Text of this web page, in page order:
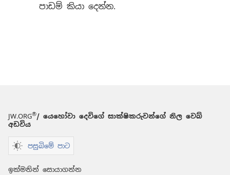
පාඩම් කියා දෙන්න.
JW.ORG®/ යෙහෝවා දෙවිගේ සාක්ෂිකරුවන්ගේ නිල වෙබ්
අඩවිය
පසුබිමේ පාට
ඉක්මනින් සොයාගන්න